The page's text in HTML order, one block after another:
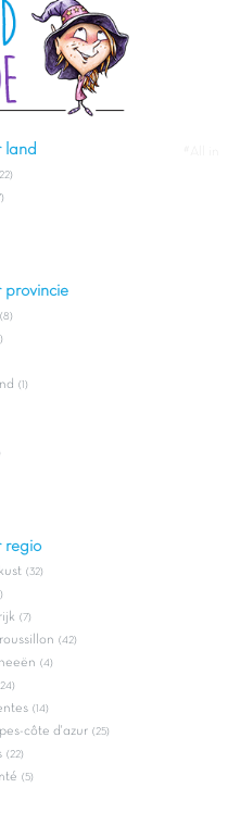
land
provincie
(8)
(1)
regio
(32)
(7)
(42)
(4)
(14)
côte d'azur (25)
(22)
(5)